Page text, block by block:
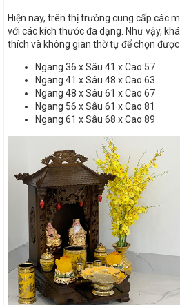
Hiện nay, trên thị trường cung cấp các
với các kích thước đa dạng. Như vậy,
thích và không gian thờ tự để chọn
Ngang 36 x Sâu 41 x Cao 57
Ngang 41 x Sâu 48 x Cao 63
Ngang 48 x Sâu 61 x Cao 67
Ngang 56 x Sâu 61 x Cao 81
Ngang 61 x Sâu 68 x Cao 89